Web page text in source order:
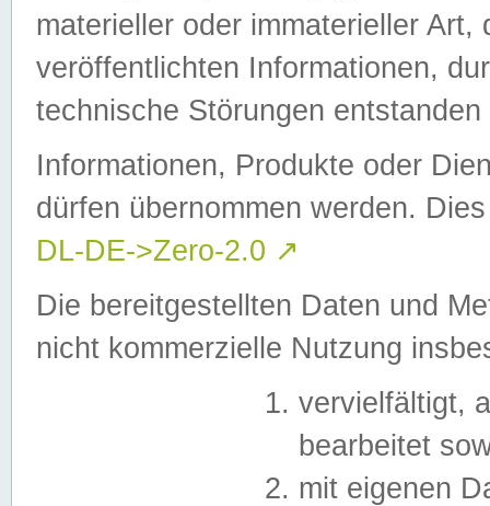
materieller oder immaterieller
veröffentlichten Informationen,
technische Störungen
Informationen, Produkte oder
dürfen übernommen werden.
DL-DE->Zero-2.0 ↗
Die bereitgestellten Daten und
nicht kommerzielle Nutzung
vervielfältigt,
bearbeitet
mit eigenen